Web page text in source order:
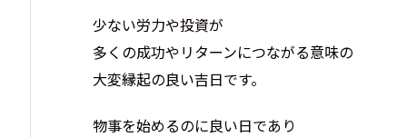
少ない労力や投資が
多くの成功やリターンにつながる意味の
大変縁起の良い吉日です。
物事を始めるのに良い日であり